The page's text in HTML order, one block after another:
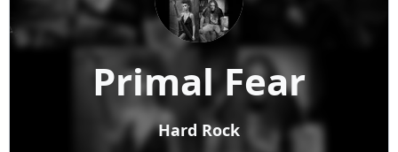
Primal Fear
Hard Rock